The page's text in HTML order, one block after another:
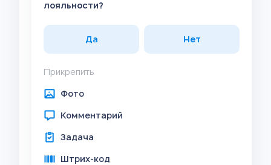
лояльности?
Да Нет
Прикрепить
Фото
Комментарий
Задача
Штрих-код